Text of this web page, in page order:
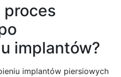
proces
implantów?
implantów piersiowych